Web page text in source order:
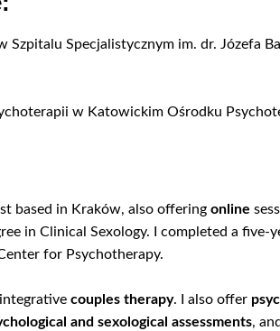
Szpitalu Specjalistycznym im. dr. Józefa
w Katowickim Ośrodku
based in Kraków, also offering online
in Clinical Sexology. I completed a five-
for Psychotherapy.
couples therapy. I also offer
and sexological assessments, and